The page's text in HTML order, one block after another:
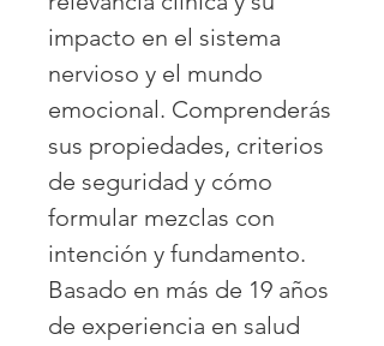
impacto en el sistema
nervioso y el mundo
emocional. Comprenderás
sus propiedades, criterios
de seguridad y cómo
formular mezclas con
intención y fundamento.
Basado en más de 19 años
de experiencia en salud